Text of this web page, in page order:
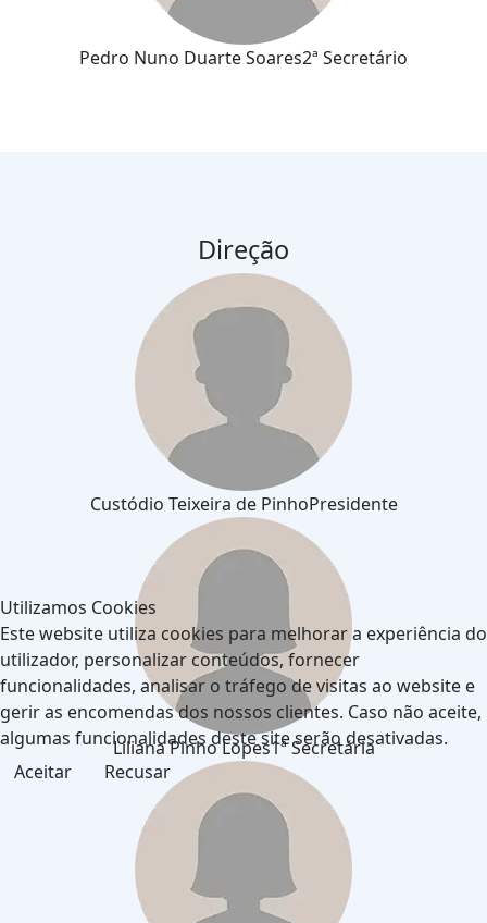
Pedro Nuno Duarte Soares2ª Secretário
Direção
Custódio Teixeira de PinhoPresidente
Liliana Pinho Lopes1ª Secretária
Utilizamos Cookies
Este website utiliza cookies para melhorar a experiência do
utilizador, personalizar conteúdos, fornecer
funcionalidades, analisar o tráfego de visitas ao website e
gerir as encomendas dos nossos clientes. Caso não aceite,
algumas funcionalidades deste site serão desativadas.
Aceitar
Recusar